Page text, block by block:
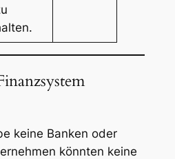
keine Banken oder
könnten keine